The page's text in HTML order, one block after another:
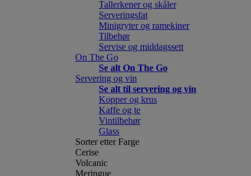
Tallerkener og skåler
Serveringsfat
Minigryter og ramekiner
Tilbehør
Servise og middagssett
On The Go
Se alt On The Go
Servering og vin
Se alt til servering og vin
Kopper og krus
Kaffe og te
Vintilbehør
Glass
Sorter etter Farge
Cerise
Volcanic
Meringue